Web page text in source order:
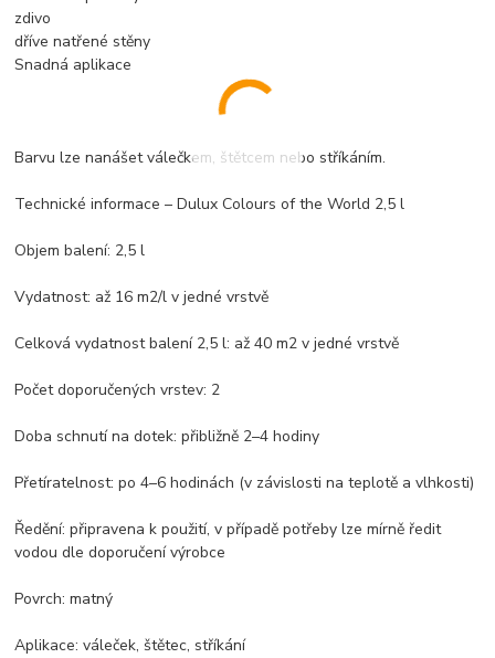
zdivo
dříve natřené stěny
Snadná aplikace
Barvu lze nanášet válečkem, štětcem nebo stříkáním.
Technické informace – Dulux Colours of the World 2,5 l
Objem balení: 2,5 l
Vydatnost: až 16 m2/l v jedné vrstvě
Celková vydatnost balení 2,5 l: až 40 m2 v jedné vrstvě
Počet doporučených vrstev: 2
Doba schnutí na dotek: přibližně 2–4 hodiny
Přetíratelnost: po 4–6 hodinách (v závislosti na teplotě a vlhkosti)
Ředění: připravena k použití, v případě potřeby lze mírně ředit
vodou dle doporučení výrobce
Povrch: matný
Aplikace: váleček, štětec, stříkání